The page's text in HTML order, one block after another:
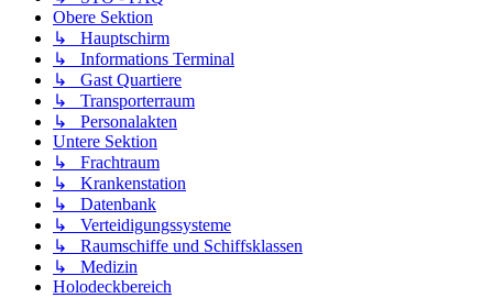
Obere Sektion
↳ Hauptschirm
↳ Informations Terminal
↳ Gast Quartiere
↳ Transporterraum
↳ Personalakten
Untere Sektion
↳ Frachtraum
↳ Krankenstation
↳ Datenbank
↳ Verteidigungssysteme
↳ Raumschiffe und Schiffsklassen
↳ Medizin
Holodeckbereich